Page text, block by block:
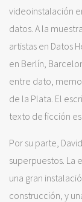
videoinstalación
datos. A la
artistas en Datos
en Berlín,
entre dato,
de la Plata. El
texto de ficción
Por su parte,
superpuestos. La
una gran
construcción, y